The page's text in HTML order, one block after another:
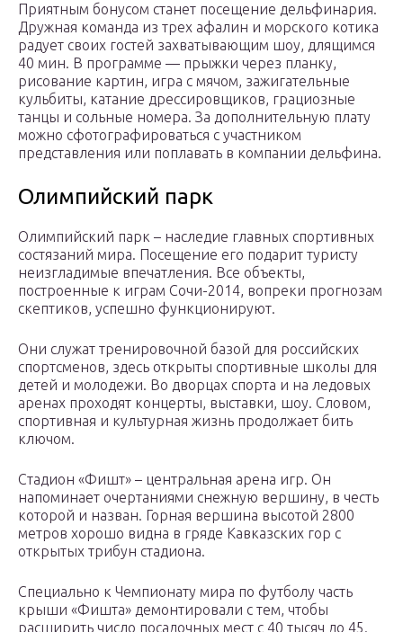
Приятным бонусом станет посещение дельфинария.
Дружная команда из трех афалин и морского котика
радует своих гостей захватывающим шоу, длящимся
40 мин. В программе — прыжки через планку,
рисование картин, игра с мячом, зажигательные
кульбиты, катание дрессировщиков, грациозные
танцы и сольные номера. За дополнительную плату
можно сфотографироваться с участником
представления или поплавать в компании дельфина.
Олимпийский парк
Олимпийский парк – наследие главных спортивных
состязаний мира. Посещение его подарит туристу
неизгладимые впечатления. Все объекты,
построенные к играм Сочи-2014, вопреки прогнозам
скептиков, успешно функционируют.
Они служат тренировочной базой для российских
спортсменов, здесь открыты спортивные школы для
детей и молодежи. Во дворцах спорта и на ледовых
аренах проходят концерты, выставки, шоу. Словом,
спортивная и культурная жизнь продолжает бить
ключом.
Стадион «Фишт» – центральная арена игр. Он
напоминает очертаниями снежную вершину, в честь
которой и назван. Горная вершина высотой 2800
метров хорошо видна в гряде Кавказских гор с
открытых трибун стадиона.
Специально к Чемпионату мира по футболу часть
крыши «Фишта» демонтировали с тем, чтобы
расширить число посадочных мест с 40 тысяч до 45.